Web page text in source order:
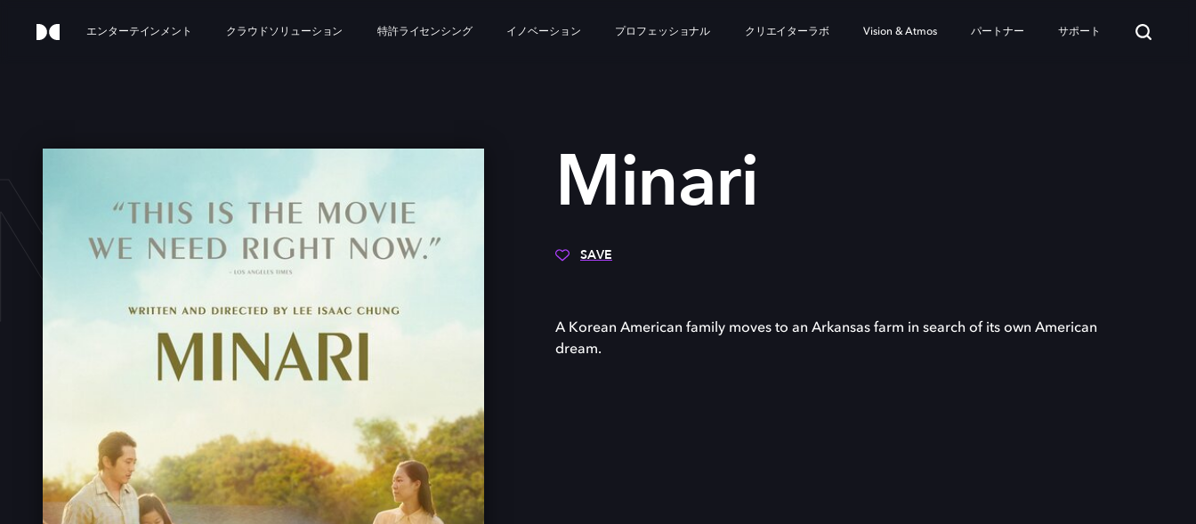
エンターテインメント クラウドソリューション 特許ライセンシング イノベーション プロフェッショナル クリエイターラボ Vision & Atmos パートナー サポート
Minari
SAVE
A Korean American family moves to an Arkansas farm in search of its own American
dream.